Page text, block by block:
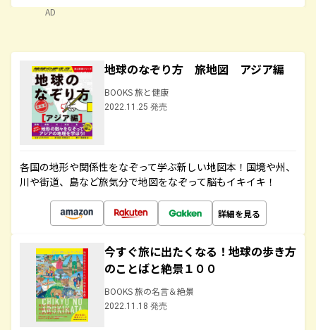
AD
地球のなぞり方 旅地図 アジア編
BOOKS 旅と健康
2022.11.25 発売
各国の地形や関係性をなぞって学ぶ新しい地図本！国境や州、
川や街道、島など旅気分で地図をなぞって脳もイキイキ！
詳細を見る
今すぐ旅に出たくなる！地球の歩き方
のことばと絶景１００
BOOKS 旅の名言＆絶景
2022.11.18 発売